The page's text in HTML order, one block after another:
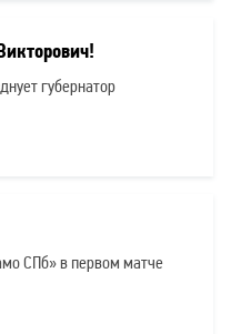
губернатор
СПб» в первом матче